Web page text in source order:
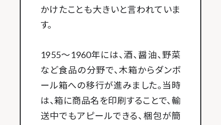
かけたことも大きいと言われていま
す。
1955〜1960年には、酒、醤油、野菜
など食品の分野で、木箱からダンボ
ール箱への移行が進みました。当時
は、箱に商品名を印刷することで、輸
送中でもアピールできる、梱包が簡